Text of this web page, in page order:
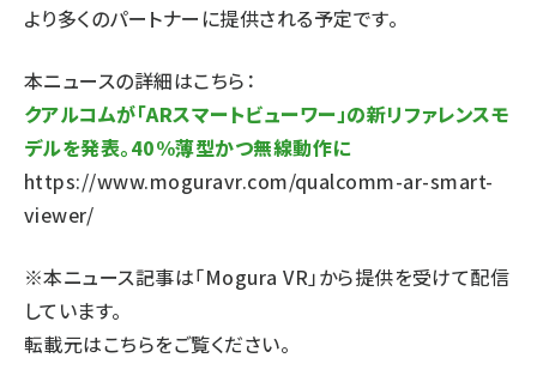
より多くのパートナーに提供される予定です。
本ニュースの詳細はこちら：
クアルコムが「ARスマートビューワー」の新リファレンスモ
デルを発表。40%薄型かつ無線動作に
https://www.moguravr.com/qualcomm-ar-smart-
viewer/
※本ニュース記事は「Mogura VR」から提供を受けて配信
しています。
転載元はこちらをご覧ください。